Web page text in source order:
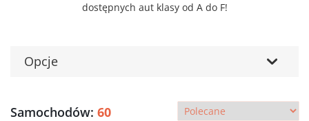
dostępnych aut klasy od A do F!
Opcje
Samochodów: 60